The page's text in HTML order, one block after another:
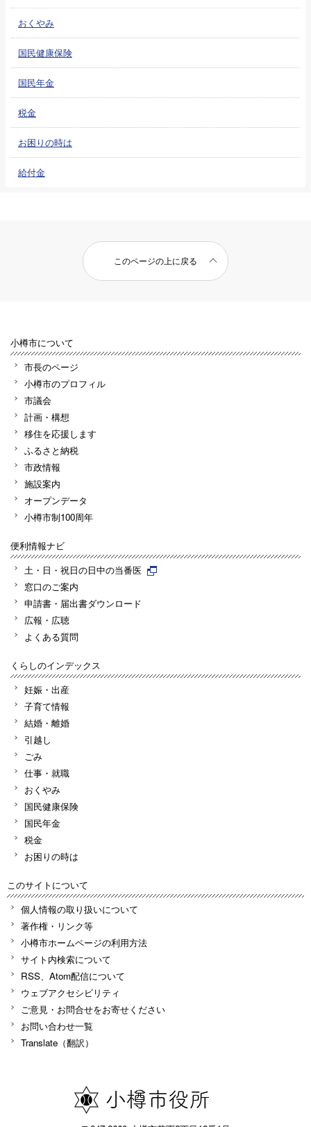
おくやみ
国民健康保険
国民年金
税金
お困りの時は
給付金
このページの上に戻る
小樽市について
市長のページ
小樽市のプロフィル
市議会
計画・構想
移住を応援します
ふるさと納税
市政情報
施設案内
オープンデータ
小樽市制100周年
便利情報ナビ
土・日・祝日の日中の当番医
窓口のご案内
申請書・届出書ダウンロード
広報・広聴
よくある質問
くらしのインデックス
妊娠・出産
子育て情報
結婚・離婚
引越し
ごみ
仕事・就職
おくやみ
国民健康保険
国民年金
税金
お困りの時は
このサイトについて
個人情報の取り扱いについて
著作権・リンク等
小樽市ホームページの利用方法
サイト内検索について
RSS、Atom配信について
ウェブアクセシビリティ
ご意見・お問合せをお寄せください
お問い合わせ一覧
Translate（翻訳）